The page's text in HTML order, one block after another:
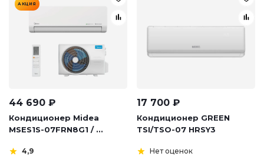
АКЦИЯ
44 690 ₽
Кондиционер Midea
MSES1S-07FRN8G1 / ...
4,9
17 700 ₽
Кондиционер GREEN
TSI/TSO-07 HRSY3
Нет оценок